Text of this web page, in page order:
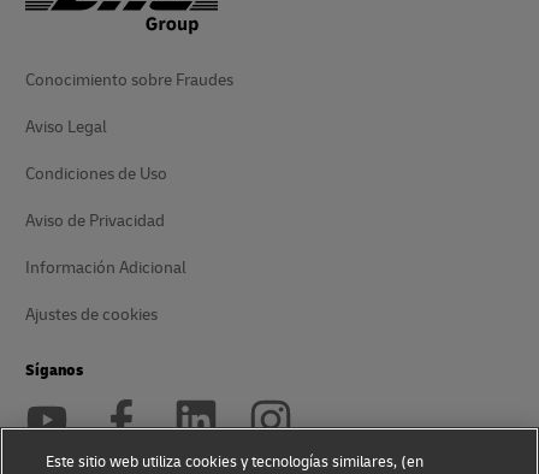
Conocimiento sobre Fraudes
Aviso Legal
Condiciones de Uso
Aviso de Privacidad
Información Adicional
Ajustes de cookies
Síganos
Este sitio web utiliza cookies y tecnologías similares, (en